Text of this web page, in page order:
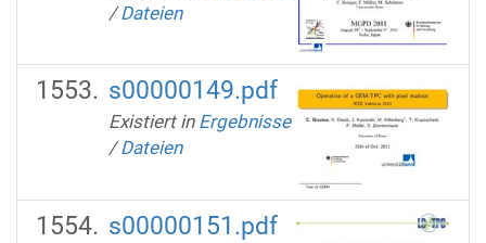
/Dateien
s00000149.pdf
Existiert in Ergebnisse
/Dateien
s00000151.pdf